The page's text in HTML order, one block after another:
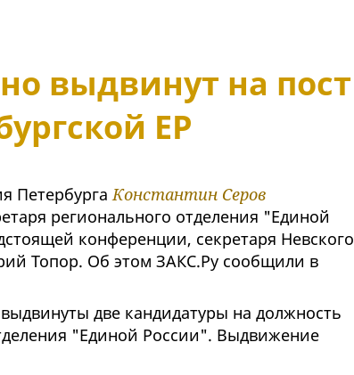
выдвинут на пост
ЕР
ПетербургаКонстантин Серов
регионального отделения "Единой
конференции, секретаря Невского
Топор. Об этом ЗАКС.Ру сообщили в
две кандидатуры на должность
"Единой России". Выдвижение